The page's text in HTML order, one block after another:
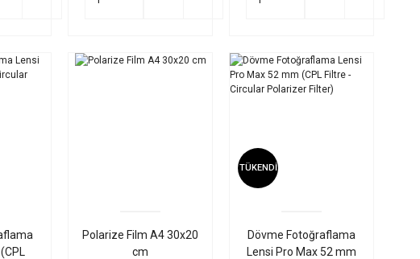
Polarize Film A4 30x20
cm
TÜKENDİ
Dövme Fotoğraflama
Lensi Pro Max 52 mm